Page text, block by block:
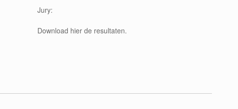
Jury:
Download hier de resultaten.